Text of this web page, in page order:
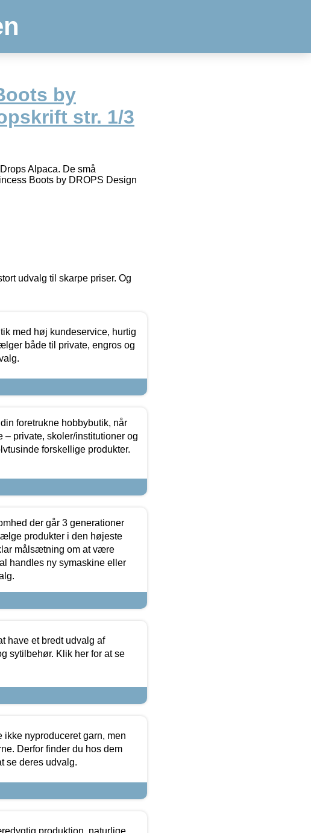
by
str. 1/3
Alpaca. De små
Boots by DROPS Design
udvalg til skarpe priser. Og
med høj kundeservice, hurtig
både til private, engros og
foretrukne hobbybutik, når
private, skoler/institutioner og
forskellige produkter.
der går 3 generationer
produkter i den højeste
målsætning om at være
handles ny symaskine eller
have et bredt udvalg af
sytilbehør. Klik her for at se
nyproduceret garn, men
Derfor finder du hos dem
se deres udvalg.
produktion, naturlige